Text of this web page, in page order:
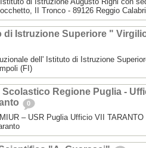
II Tronco - 89126 Reggio
di Istruzione Superiore "
dell' Istituto di Istruzione
(FI)
Scolastico Regione Puglia -
0
– USR Puglia Ufficio VII